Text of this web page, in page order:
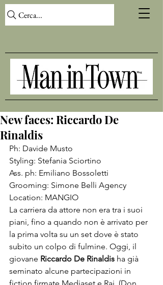
Cerca...
New faces: Riccardo De
Rinaldis
Ph: Davide Musto
Styling: Stefania Sciortino
Ass. ph: Emiliano Bossoletti
Grooming: Simone Belli Agency
Location: MANGIO
La carriera da attore non era tra i suoi
piani, fino a quando non è arrivato per
la prima volta su un set dove è stato
subito un colpo di fulmine. Oggi, il
giovane Riccardo De Rinaldis ha già
seminato alcune partecipazioni in